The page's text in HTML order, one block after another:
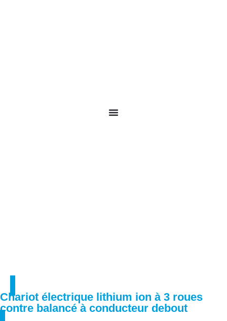
Chariot électrique lithium ion à 3 roues
contre balancé à conducteur debout